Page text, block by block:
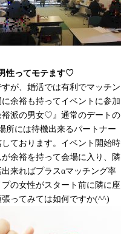
性ってモテます♡
が、婚活では有利でマッチン
に余裕も持ってイベントに参加
裕派の男女♡』通常のデートの
所には待機出来るパートナー
ております。イベント開始時
余裕を持って会場に入り、隣
来ればプラスαマッチング率
の女性がスタート前に隣に座
ってみては如何ですか(^^)